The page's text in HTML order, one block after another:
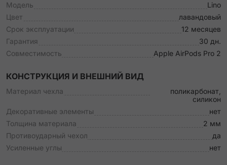
Модель
Lino
Цвет
лавандовый
Срок эксплуатации
12 месяцев
Гарантия
30 дн.
Совместимость
Apple AirPods Pro 2
КОНСТРУКЦИЯ И ВНЕШНИЙ ВИД
Материал чехла
поликарбонат,
силикон
Декоративные элементы
нет
Толщина материала
2 мм
Противоударный чехол
да
Усиленные углы
нет